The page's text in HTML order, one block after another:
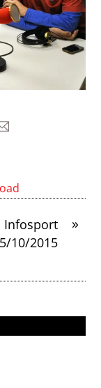
»
Infosport
10/2015